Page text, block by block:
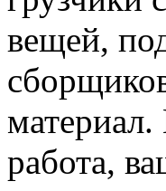
вещей,
материал.
работа,